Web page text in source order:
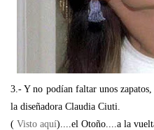
3.- Y no podían faltar unos
la diseñadora Claudia Ciuti.
( Visto aquí)....el Otoño....a la